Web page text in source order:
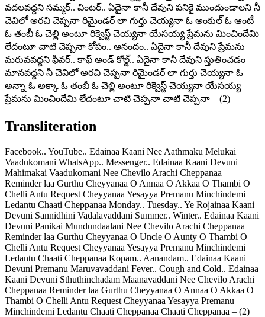
వదలవద్దని సమ్మర్.. వింటర్.. ఏదైనా కానీ దేవుని పనికై ముందుండాలని నీ
చెవిలో అరచి చెప్పనా రిమైండర్ లా గుర్తు చెయ్యనా ఓ అంకుల్ ఓ ఆంటీ
ఓ తంబీ ఓ చెల్లి అంటూ రిక్వెస్ట్ చెయ్యనా యేసయ్య ప్రేమను మించిందేమి
లేదంటూ చాటి చెప్పనా కోపం.. ఆనందం.. ఏదైనా కానీ దేవుని ప్రేమను
మరువవద్దని ఫీవర్.. కాఫ్ అండ్ కోల్డ్.. ఏదైనా కానీ దేవుని స్తుతించడం
మానవద్దని నీ చెవిలో అరచి చెప్పనా రిమైండర్ లా గుర్తు చెయ్యనా ఓ
అన్నా ఓ అక్కా ఓ తంబీ ఓ చెల్లి అంటూ రిక్వెస్ట్ చెయ్యనా యేసయ్య
ప్రేమను మించిందేమి లేదంటూ చాటి చెప్పనా చాటి చెప్పనా – (2)
Transliteration
Facebook.. YouTube.. Edainaa Kaani Nee Aathmaku Melukai
Vaadukomani WhatsApp.. Messenger.. Edainaa Kaani Devuni
Mahimakai Vaadukomani Nee Chevilo Arachi Cheppanaa
Reminder laa Gurthu Cheyyanaa O Annaa O Akkaa O Thambi O
Chelli Antu Request Cheyyanaa Yesayya Premanu Minchindemi
Ledantu Chaati Cheppanaa Monday.. Tuesday.. Ye Rojainaa Kaani
Devuni Sannidhini Vadalavaddani Summer.. Winter.. Edainaa Kaani
Devuni Panikai Mundundaalani Nee Chevilo Arachi Cheppanaa
Reminder laa Gurthu Cheyyanaa O Uncle O Aunty O Thambi O
Chelli Antu Request Cheyyanaa Yesayya Premanu Minchindemi
Ledantu Chaati Cheppanaa Kopam.. Aanandam.. Edainaa Kaani
Devuni Premanu Maruvavaddani Fever.. Cough and Cold.. Edainaa
Kaani Devuni Sthuthinchadam Maanavaddani Nee Chevilo Arachi
Cheppanaa Reminder laa Gurthu Cheyyanaa O Annaa O Akkaa O
Thambi O Chelli Antu Request Cheyyanaa Yesayya Premanu
Minchindemi Ledantu Chaati Cheppanaa Chaati Cheppanaa – (2)